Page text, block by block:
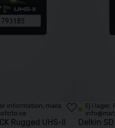
information, maila
Rugged UHS-II
Ej i
Delkin